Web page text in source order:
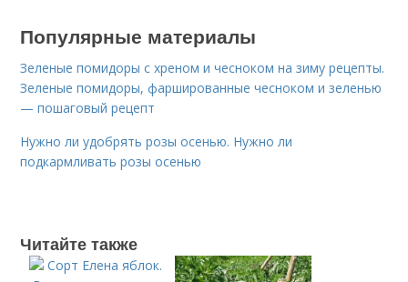
Популярные материалы
Зеленые помидоры с хреном и чесноком на зиму рецепты.
Зеленые помидоры, фаршированные чесноком и зеленью
— пошаговый рецепт
Нужно ли удобрять розы осенью. Нужно ли
подкармливать розы осенью
Читайте также